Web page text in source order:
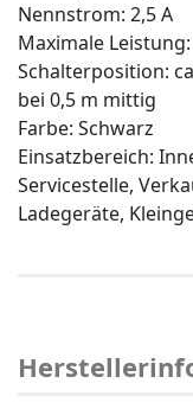
Nennstrom: 2,5 A
Maximale
Schalterposition:
bei 0,5 m mittig
Farbe: Schwarz
Einsatzbereich:
Servicestelle,
Ladegeräte,